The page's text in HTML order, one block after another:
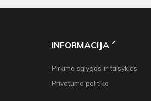
INFORMACIJA
Pirkimo sąlygos ir taisyklės
Privatumo politika